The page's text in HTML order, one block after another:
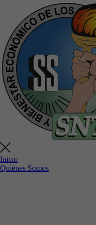
Inicio
Quiénes Somos